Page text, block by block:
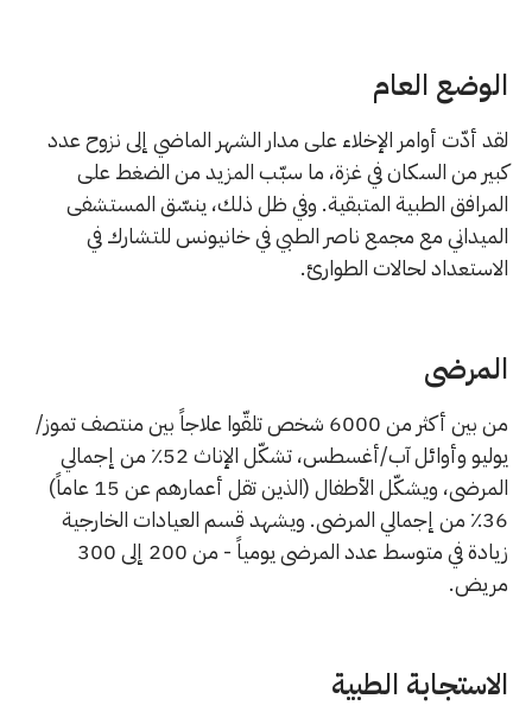
الوضع العام
لقد أدّت أوامر الإخلاء على مدار الشهر الماضي إلى نزوح عدد
كبير من السكان في غزة، ما سبّب المزيد من الضغط على
المرافق الطبية المتبقية. وفي ظل ذلك، ينسّق المستشفى
الميداني مع مجمع ناصر الطبي في خانيونس للتشارك في
الاستعداد لحالات الطوارئ.
المرضى
من بين أكثر من 6000 شخص تلقّوا علاجاً بين منتصف تموز/
يوليو وأوائل آب/أغسطس، تشكّل الإناث 52٪ من إجمالي
المرضى، ويشكّل الأطفال (الذين تقل أعمارهم عن 15 عاماً)
36٪ من إجمالي المرضى. ويشهد قسم العيادات الخارجية
زيادة في متوسط ​​عدد المرضى يومياً - من 200 إلى 300
مريض.
الاستجابة الطبية